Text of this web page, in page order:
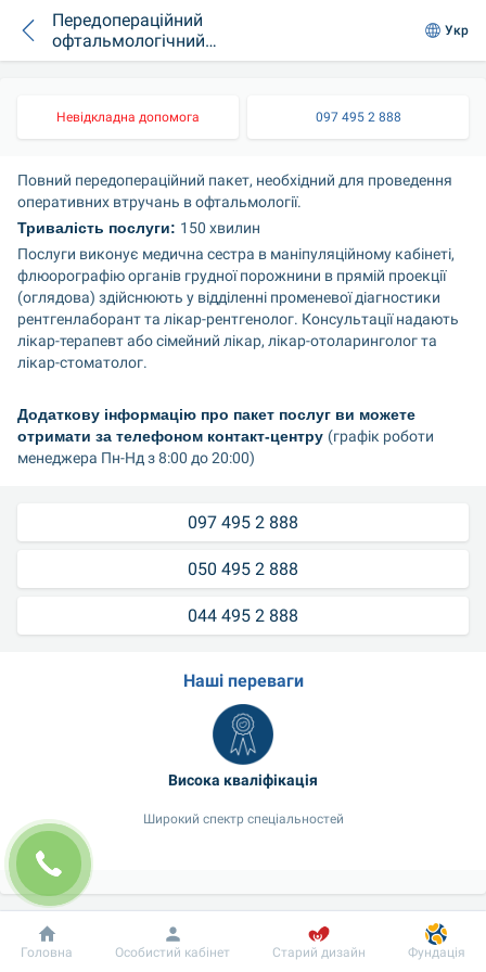
Передопераційний
офтальмологічний
пакет. Повний
Укр
Невідкладна допомога 097 495 2 888
Повний передопераційний пакет, необхідний для проведення
оперативних втручань в офтальмології.
Тривалість послуги: 150 хвилин
Послуги виконує медична сестра в маніпуляційному кабінеті,
флюорографію органів грудної порожнини в прямій проекції
(оглядова) здійснюють у відділенні променевої діагностики
рентгенлаборант та лікар-рентгенолог. Консультації надають
лікар-терапевт або сімейний лікар, лікар-отоларинголог та
лікар-стоматолог.
Додаткову інформацію про пакет послуг ви можете
отримати за телефоном контакт-центру (графік роботи
менеджера Пн-Нд з 8:00 до 20:00)
097 495 2 888
050 495 2 888
044 495 2 888
Наші переваги
Висока кваліфікація
Широкий спектр спеціальностей
Добробут Інформація Пацієнту
Головна Особистий кабінет Старий дизайн Фундація